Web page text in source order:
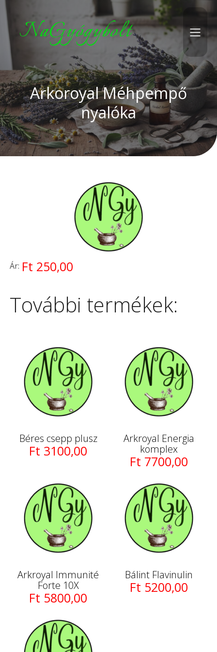
NaGyógybolt
Arkoroyal Méhpempő
nyalóka
Ár: Ft 250,00
További termékek:
Béres csepp plusz
Ft 3100,00
Arkroyal Energia
komplex
Ft 7700,00
Arkroyal Immunité
Forte 10X
Ft 5800,00
Bálint Flavinulin
Ft 5200,00